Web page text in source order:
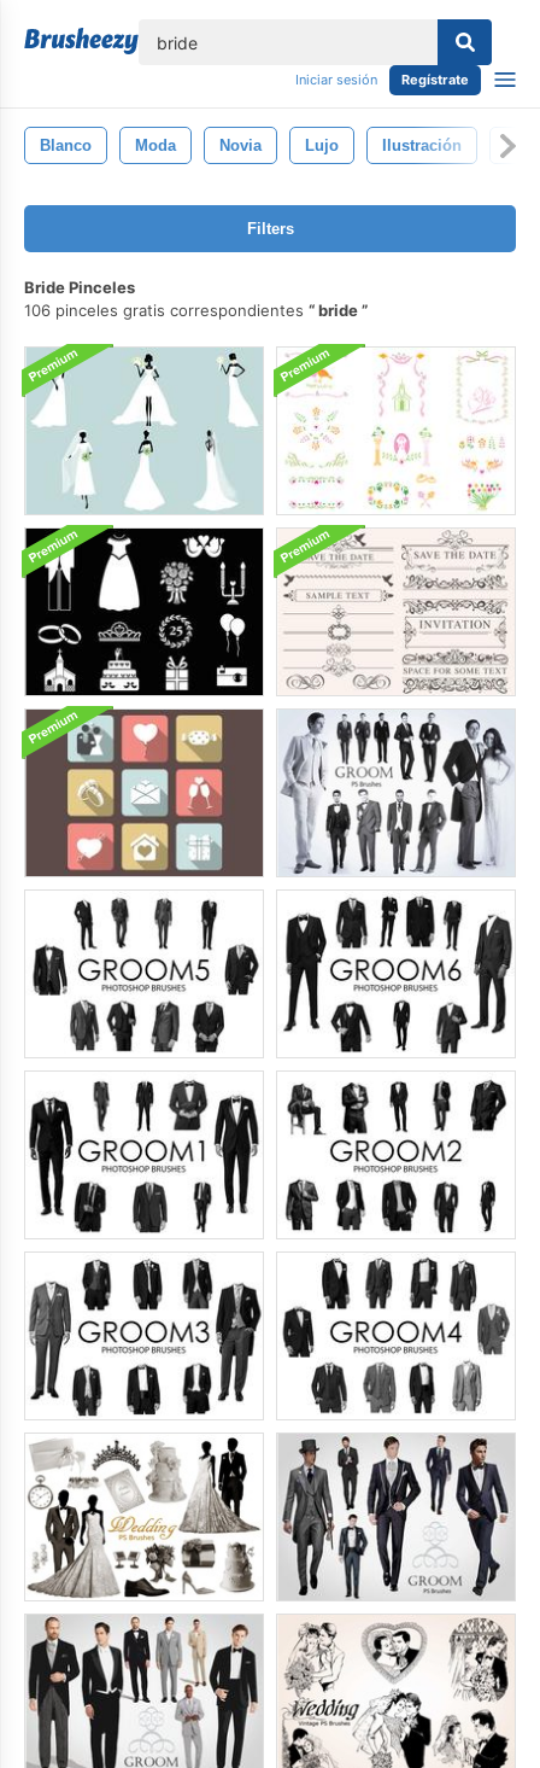
Iniciar sesión Regístrate
Blanco Moda Novia Lujo Ilustración
Filters
Bride Pinceles
106 pinceles gratis correspondientes
bride